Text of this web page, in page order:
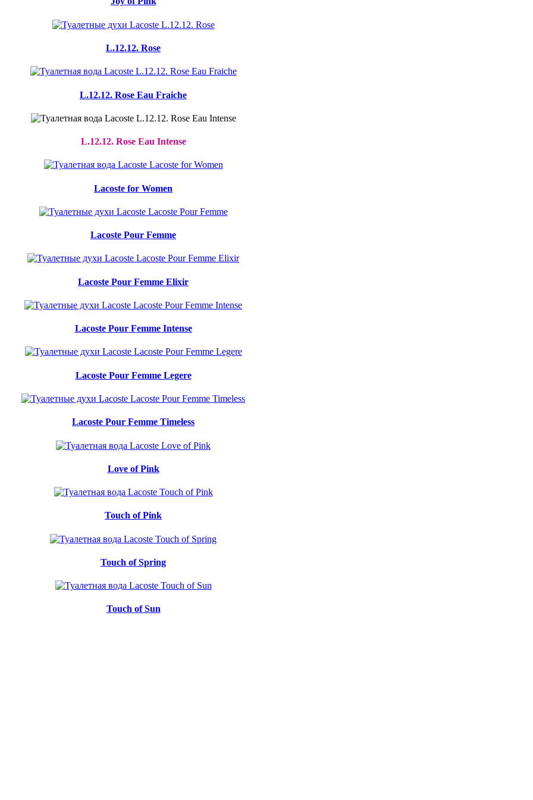
L.12.12. Rose
L.12.12. Rose Eau Fraiche
L.12.12. Rose Eau Intense
Lacoste for Women
Lacoste Pour Femme
Lacoste Pour Femme Elixir
Lacoste Pour Femme Intense
Lacoste Pour Femme Legere
Lacoste Pour Femme Timeless
Love of Pink
Touch of Pink
Touch of Spring
Touch of Sun